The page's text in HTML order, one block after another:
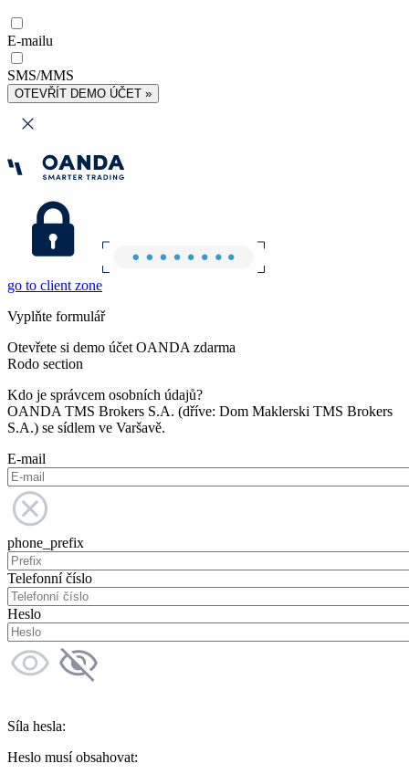
E-mailu
SMS/MMS
OTEVŘÍT DEMO ÚČET »
go to client zone
Vyplňte formulář
Otevřete si demo účet OANDA zdarma
Rodo section
Kdo je správcem osobních údajů?
OANDA TMS Brokers S.A. (dříve: Dom Maklerski TMS Brokers
S.A.) se sídlem ve Varšavě.
E-mail
phone_prefix
Telefonní číslo
Heslo
Síla hesla:
Heslo musí obsahovat: